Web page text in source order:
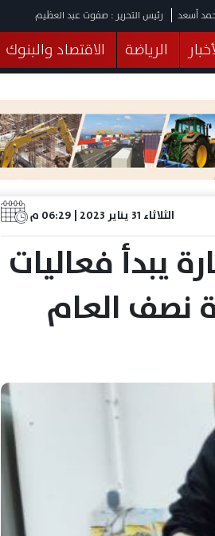
أسعد رئيس التحرير : صفوت عبد العظيم
الرياضة الاقتصاد والبنوك
صحة الثقافة خدمات
الثلاثاء 31 يناير 2023 | 06:29 م
يبدأ فعاليات
نصف العام